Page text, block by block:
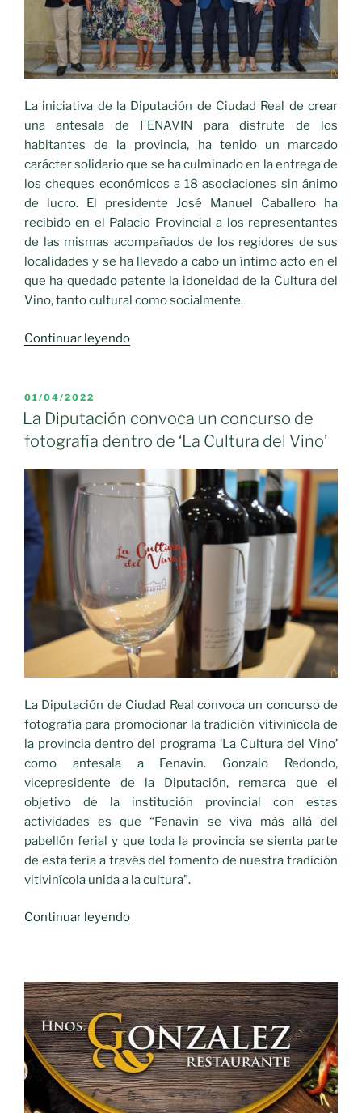
de
la
Fundación
Tierra
Viñedos»
La iniciativa de la Diputación de Ciudad Real de crear
una antesala de FENAVIN para disfrute de los
habitantes de la provincia, ha tenido un marcado
carácter solidarioque se ha culminado en la entrega de
loscheques económicos a18 asociaciones sin ánimo
de lucro. El presidente José Manuel Caballero ha
recibido en el Palacio Provinciala los representantes
de las mismas acompañados de los regidores de sus
localidades y se ha llevado a cabo un íntimo acto en el
que ha quedado patente la idoneidad de la Cultura del
Vino, tanto cultural como socialmente.
Continuar leyendo«La
de
la
de
la
Cultura
Vino
a
las
asociaciones
beneficiarias»
PUBLICADO
EL
01/04/2022
La Diputación convoca un concurso de
fotografía dentro de ‘La Cultura del Vino’
La Diputación de Ciudad Real convoca un concurso de
fotografía para promocionar la tradición vitivinícola de
la provincia dentro del programa ‘La Cultura del Vino’
como antesala a Fenavin. Gonzalo Redondo,
vicepresidente de la Diputación, remarca que el
objetivo de la institución provincial con estas
actividades es que “Fenavin se viva más allá del
pabellón ferial y que toda la provincia se sienta parte
de esta feria a través del fomento de nuestra tradición
vitivinícola unida a la cultura”.
Continuar leyendo«La
concurso
de
fotografía
dentro
de
‘La